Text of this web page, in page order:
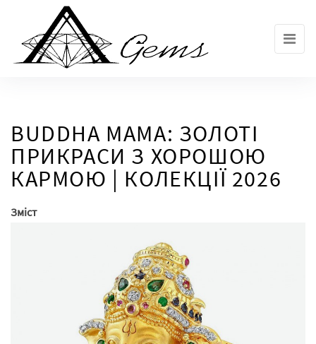
BUDDHA MAMA: ЗОЛОТІ
ПРИКРАСИ З ХОРОШОЮ
КАРМОЮ | КОЛЕКЦІЇ 2026
Зміст